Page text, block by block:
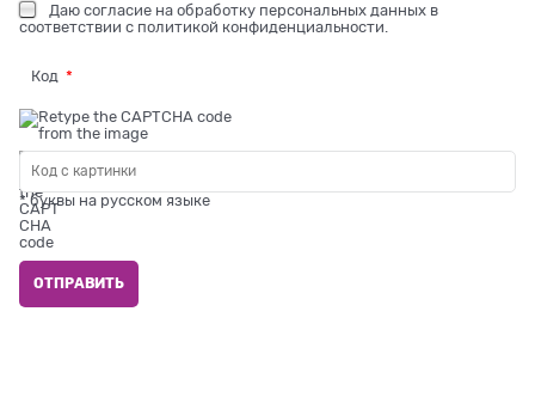
Даю согласие на обработку персональных данных в
соответствии с политикой конфиденциальности.
Код
* буквы на русском языке